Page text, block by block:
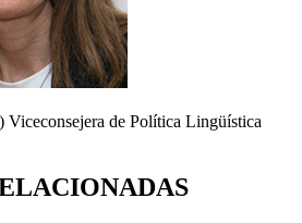
Viceconsejera de Política Lingüística